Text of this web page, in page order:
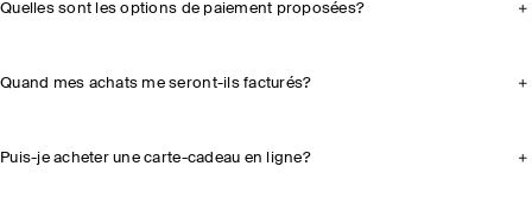
Quelles sont les options de paiement proposées?
Quand mes achats me seront-ils facturés?
Puis-je acheter une carte-cadeau en ligne?